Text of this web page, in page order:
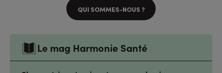
QUI SOMMES-NOUS ?
Le mag Harmonie Santé